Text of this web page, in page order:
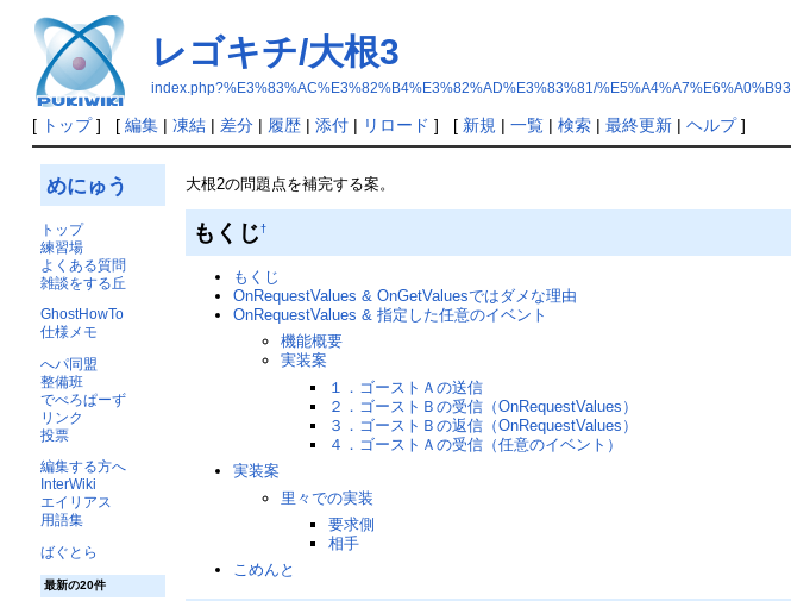
レゴキチ/大根3
index.php?%E3%83%AC%E3%82%B4%E3%82%AD%E3%83%81/%E5%A4%A7%E6%A0%B93
[ トップ] [ 編集| 凍結| 差分| 履歴| 添付| リロード ] [ 新規 | 一覧| 検索| 最終更新| ヘルプ]
めにゅう
トップ
練習場
よくある質問
雑談をする丘
GhostHowTo
仕様メモ
へパ同盟
整備班
でべろぱーず
リンク
投票
編集する方へ
InterWiki
エイリアス
用語集
ばぐとら
最新の20件
大根2の問題点を補完する案。
もくじ†
もくじ
OnRequestValues & OnGetValuesではダメな理由
OnRequestValues & 指定した任意のイベント
機能概要
実装案
１．ゴーストＡの送信
２．ゴーストＢの受信（OnRequestValues）
３．ゴーストＢの返信（OnRequestValues）
４．ゴーストＡの受信（任意のイベント）
実装案
里々での実装
要求側
相手
こめんと